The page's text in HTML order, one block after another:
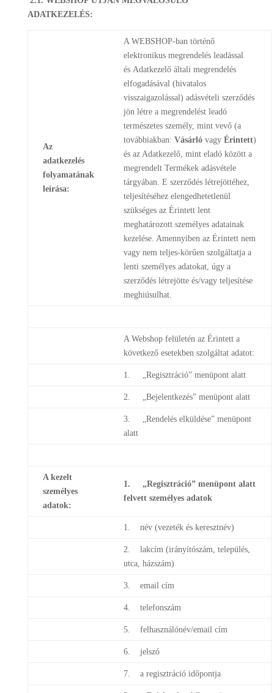
ADATKEZELÉS:
Az
adatkezelés
folyamatának
leírása:
A WEBSHOP-ban történő
elektronikus megrendelés leadással
és Adatkezelő általi megrendelés
elfogadásával (hivatalos
visszaigazolással) adásvételi szerződés
jön létre a megrendelést leadó
természetes személy, mint vevő (a
továbbiakban: Vásárló vagy Érintett)
és az Adatkezelő, mint eladó között a
megrendelt Termékek adásvétele
tárgyában. E szerződés létrejöttéhez,
teljesítéséhez elengedhetetlenül
szükséges az Érintett lent
meghatározott személyes adatainak
kezelése. Amennyiben az Érintett nem
vagy nem teljes-körűen szolgáltatja a
lenti személyes adatokat, úgy a
szerződés létrejötte és/vagy teljesítése
meghiúsulhat.
A Webshop felületén az Érintett a
következő esetekben szolgáltat adatot:
1. „Regisztráció” menüpont alatt
2. „Bejelentkezés” menüpont alatt
3. „Rendelés elküldése” menüpont
alatt
A kezelt
személyes
adatok:
1. „Regisztráció” menüpont alatt
felvett személyes adatok
1. név (vezeték és keresztnév)
2. lakcím (irányítószám, település,
utca, házszám)
3. email cím
4. telefonszám
5. felhasználónév/email cím
6. jelszó
7. a regisztráció időpontja